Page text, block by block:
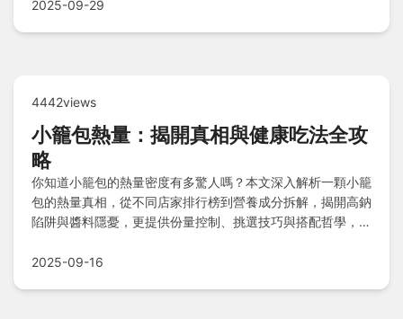
2025-09-29
4442views
小籠包熱量：揭開真相與健康吃法全攻
略
你知道小籠包的熱量密度有多驚人嗎？本文深入解析一顆小籠
包的熱量真相，從不同店家排行榜到營養成分拆解，揭開高鈉
陷阱與醬料隱憂，更提供份量控制、挑選技巧與搭配哲學，教
2025-09-16